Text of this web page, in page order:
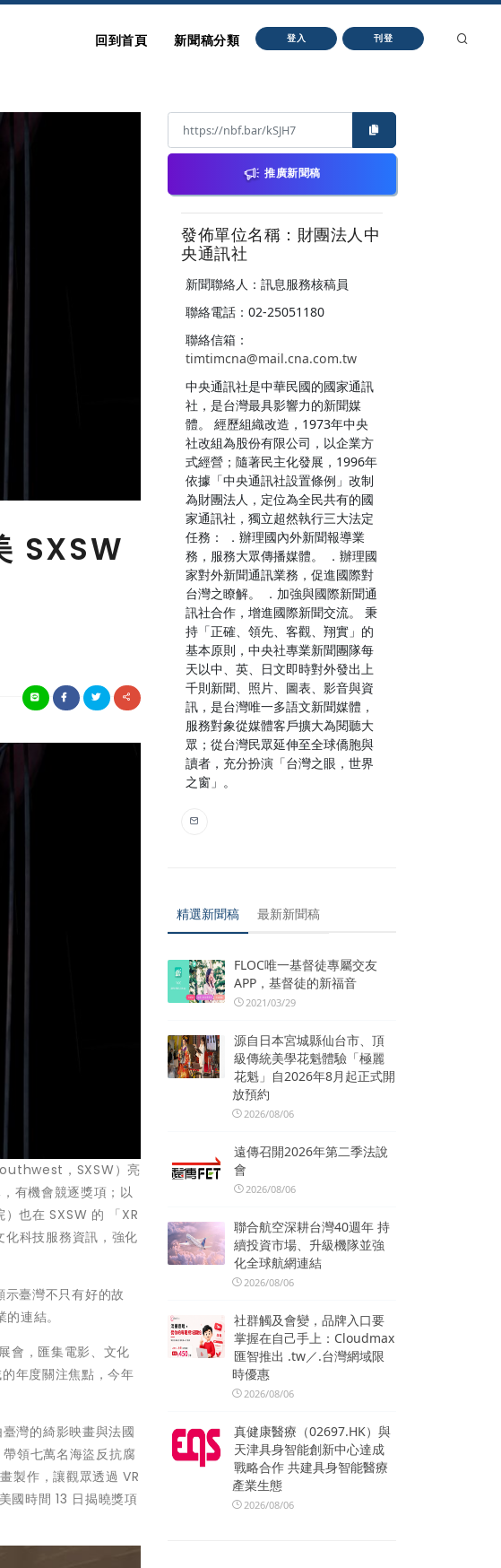
回到首頁 新聞稿分類 登入 刊登
SXSW
，SXSW）亮
有機會競逐獎項；以
也在 SXSW 的 「XR
科技服務資訊，強化
臺灣不只有好的故
連結。
會，匯集電影、文化
年度關注焦點，今年
灣的綺影映畫與法國
領七萬名海盜反抗腐
製作，讓觀眾透過 VR
國時間 13 日揭曉獎項
推廣新聞稿
發佈單位名稱：財團法人中
央通訊社
新聞聯絡人：訊息服務核稿員
聯絡電話：02-25051180
聯絡信箱：
timtimcna@mail.cna.com.tw
中央通訊社是中華民國的國家通訊
社，是台灣最具影響力的新聞媒
體。 經歷組織改造，1973年中央
社改組為股份有限公司，以企業方
式經營；隨著民主化發展，1996年
依據「中央通訊社設置條例」改制
為財團法人，定位為全民共有的國
家通訊社，獨立超然執行三大法定
任務： ．辦理國內外新聞報導業
務，服務大眾傳播媒體。 ．辦理國
家對外新聞通訊業務，促進國際對
台灣之瞭解。 ．加強與國際新聞通
訊社合作，增進國際新聞交流。 秉
持「正確、領先、客觀、翔實」的
基本原則，中央社專業新聞團隊每
天以中、英、日文即時對外發出上
千則新聞、照片、圖表、影音與資
訊，是台灣唯一多語文新聞媒體，
服務對象從媒體客戶擴大為閱聽大
眾；從台灣民眾延伸至全球僑胞與
讀者，充分扮演「台灣之眼，世界
之窗」。
精選新聞稿 最新新聞稿
FLOC唯一基督徒專屬交友
APP，基督徒的新福音
2021/03/29
源自日本宮城縣仙台市、頂
級傳統美學花魁體驗「極麗
花魁」自2026年8月起正式開
放預約
2026/08/06
遠傳召開2026年第二季法說
會
2026/08/06
聯合航空深耕台灣40週年 持
續投資市場、升級機隊並強
化全球航網連結
2026/08/06
社群觸及會變，品牌入口要
掌握在自己手上：Cloudmax
匯智推出 .tw／.台灣網域限
時優惠
2026/08/06
真健康醫療（02697.HK）與
天津具身智能創新中心達成
戰略合作 共建具身智能醫療
產業生態
2026/08/06